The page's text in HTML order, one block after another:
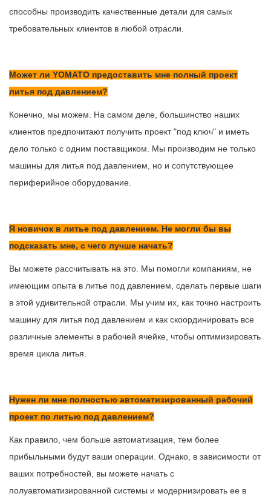
способны производить качественные детали для самых
требовательных клиентов в любой отрасли.
Может ли YOMATO предоставить мне полный проект
литья под давлением?
Конечно, мы можем. На самом деле, большинство наших
клиентов предпочитают получить проект "под ключ" и иметь
дело только с одним поставщиком. Мы производим не только
машины для литья под давлением, но и сопутствующее
периферийное оборудование.
Я новичок в литье под давлением. Не могли бы вы
подсказать мне, с чего лучше начать?
Вы можете рассчитывать на это. Мы помогли компаниям, не
имеющим опыта в литье под давлением, сделать первые шаги
в этой удивительной отрасли. Мы учим их, как точно настроить
машину для литья под давлением и как скоординировать все
различные элементы в рабочей ячейке, чтобы оптимизировать
время цикла литья.
Нужен ли мне полностью автоматизированный рабочий
проект по литью под давлением?
Как правило, чем больше автоматизация, тем более
прибыльными будут ваши операции. Однако, в зависимости от
ваших потребностей, вы можете начать с
полуавтоматизированной системы и модернизировать ее в